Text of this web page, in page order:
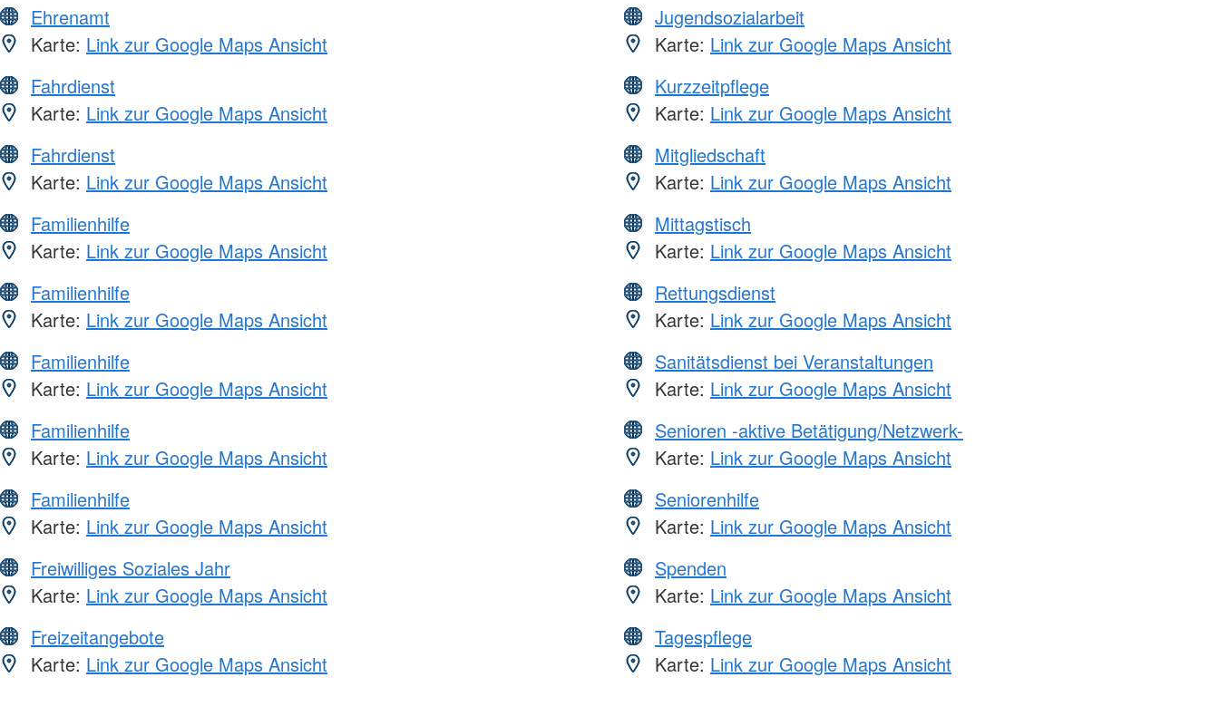
Ehrenamt
Karte: Link zur Google Maps Ansicht
Fahrdienst
Karte: Link zur Google Maps Ansicht
Fahrdienst
Karte: Link zur Google Maps Ansicht
Familienhilfe
Karte: Link zur Google Maps Ansicht
Familienhilfe
Karte: Link zur Google Maps Ansicht
Familienhilfe
Karte: Link zur Google Maps Ansicht
Familienhilfe
Karte: Link zur Google Maps Ansicht
Familienhilfe
Karte: Link zur Google Maps Ansicht
Freiwilliges Soziales Jahr
Karte: Link zur Google Maps Ansicht
Freizeitangebote
Karte: Link zur Google Maps Ansicht
Jugendsozialarbeit
Karte: Link zur Google Maps Ansicht
Kurzzeitpflege
Karte: Link zur Google Maps Ansicht
Mitgliedschaft
Karte: Link zur Google Maps Ansicht
Mittagstisch
Karte: Link zur Google Maps Ansicht
Rettungsdienst
Karte: Link zur Google Maps Ansicht
Sanitätsdienst bei Veranstaltungen
Karte: Link zur Google Maps Ansicht
Senioren -aktive Betätigung/Netzwerk-
Karte: Link zur Google Maps Ansicht
Seniorenhilfe
Karte: Link zur Google Maps Ansicht
Spenden
Karte: Link zur Google Maps Ansicht
Tagespflege
Karte: Link zur Google Maps Ansicht